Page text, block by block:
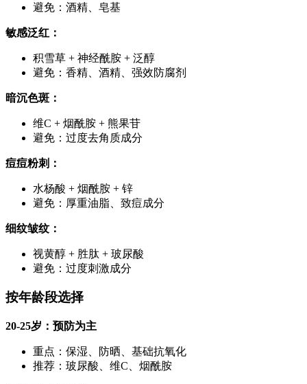
避免：酒精、皂基
敏感泛红：
积雪草 + 神经酰胺 + 泛醇
避免：香精、酒精、强效防腐剂
暗沉色斑：
维C + 烟酰胺 + 熊果苷
避免：过度去角质成分
痘痘粉刺：
水杨酸 + 烟酰胺 + 锌
避免：厚重油脂、致痘成分
细纹皱纹：
视黄醇 + 胜肽 + 玻尿酸
避免：过度刺激成分
按年龄段选择
20-25岁：预防为主
重点：保湿、防晒、基础抗氧化
推荐：玻尿酸、维C、烟酰胺